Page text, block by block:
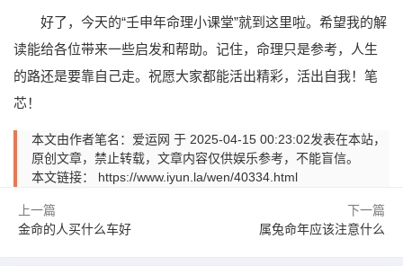
好了，今天的“壬申年命理小课堂”就到这里啦。希望我的解
读能给各位带来一些启发和帮助。记住，命理只是参考，人生
的路还是要靠自己走。祝愿大家都能活出精彩，活出自我！笔
芯！
本文由作者笔名：爱运网 于 2025-04-15 00:23:02发表在本站，
原创文章，禁止转载，文章内容仅供娱乐参考，不能盲信。
本文链接： https://www.iyun.la/wen/40334.html
上一篇
金命的人买什么车好
下一篇
属兔命年应该注意什么